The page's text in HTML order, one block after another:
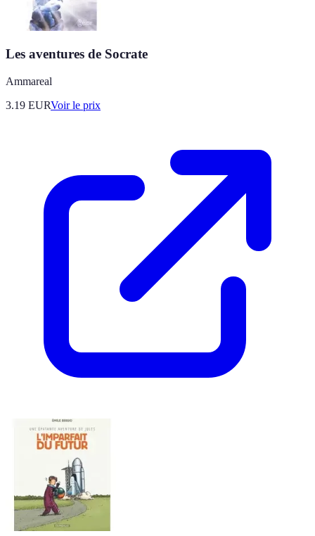
Les aventures de Socrate
Ammareal
3.19 EURVoir le prix